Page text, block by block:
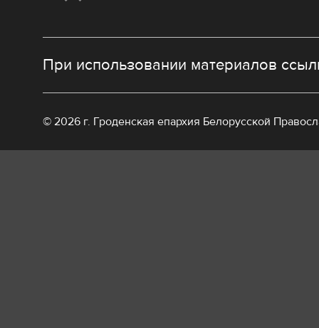
При использовании материалов
© 2026 г. Гроденская епархия Белорусской